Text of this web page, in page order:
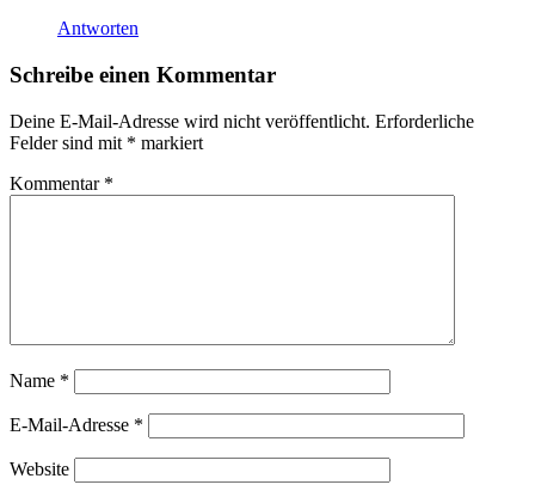
Antworten
Schreibe einen Kommentar
Deine E-Mail-Adresse wird nicht veröffentlicht. Erforderliche
Felder sind mit * markiert
Kommentar *
Name *
E-Mail-Adresse *
Website